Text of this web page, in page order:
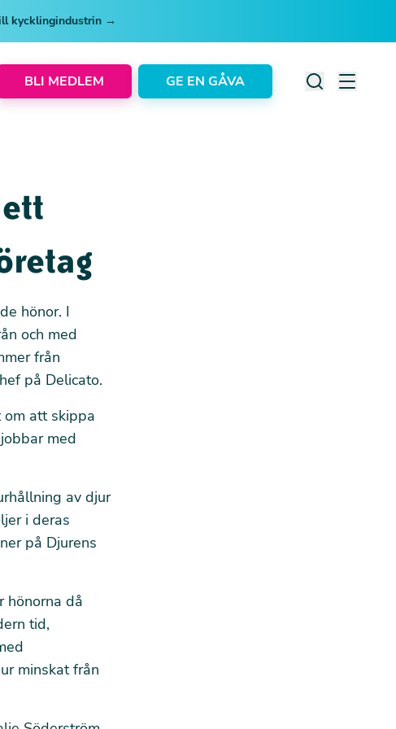
kycklingindustrin →
BLI MEDLEM GE EN GÅVA
hönor. I
och med
från
på Delicato.
att skippa
med
av djur
i deras
på Djurens
hönorna då
tid,
minskat från